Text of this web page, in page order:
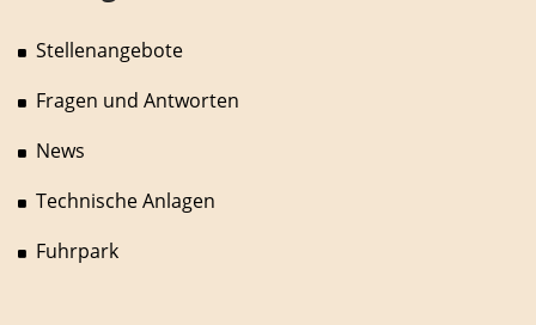
Stellenangebote
Fragen und Antworten
News
Technische Anlagen
Fuhrpark